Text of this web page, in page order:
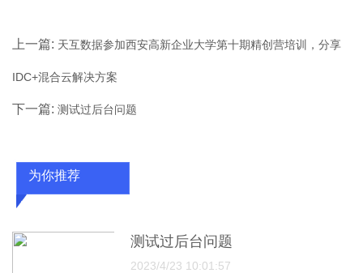
上一篇: 天互数据参加西安高新企业大学第十期精创营培训，分享
IDC+混合云解决方案
下一篇:测试过后台问题
为你推荐
测试过后台问题
2023/4/23 10:01:57